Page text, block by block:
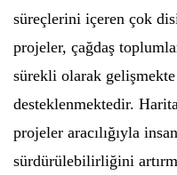
süreçlerini içeren çok
projeler, çağdaş
sürekli olarak
desteklenmektedir.
projeler aracılığıyla
sürdürülebilirliğini